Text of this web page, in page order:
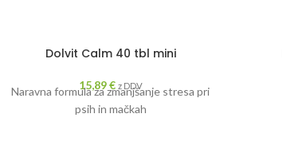
Dolvit Calm 40 tbl mini
15,89€ z DDV
Naravna formula za zmanjšanje stresa pri
psih in mačkah